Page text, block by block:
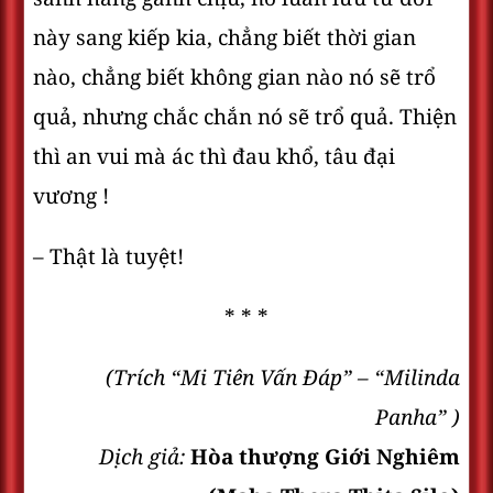
này sang kiếp kia, chẳng biết thời gian
nào, chẳng biết không gian nào nó sẽ trổ
quả, nhưng chắc chắn nó sẽ trổ quả. Thiện
thì an vui mà ác thì đau khổ, tâu đại
vương !
– Thật là tuyệt!
* * *
(Trích “Mi Tiên Vấn Ðáp” – “Milinda
Panha” )
Dịch giả:Hòa thượng Giới Nghiêm